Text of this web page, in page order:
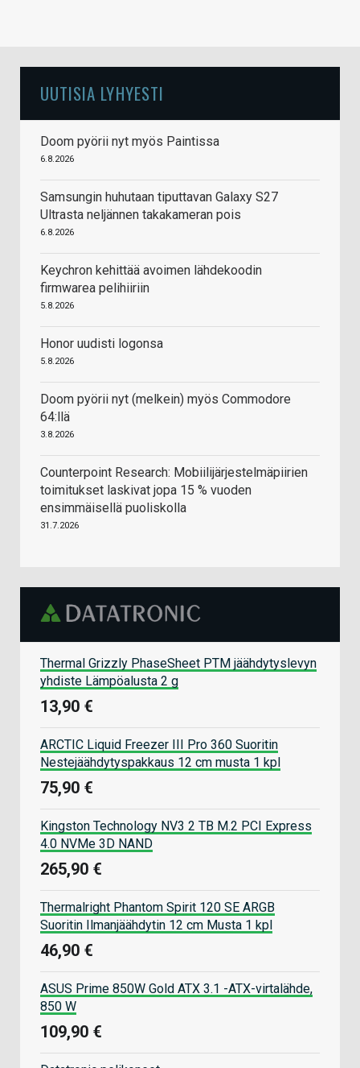
UUTISIA LYHYESTI
Doom pyörii nyt myös Paintissa
6.8.2026
Samsungin huhutaan tiputtavan Galaxy S27
Ultrasta neljännen takakameran pois
6.8.2026
Keychron kehittää avoimen lähdekoodin
firmwarea pelihiiriin
5.8.2026
Honor uudisti logonsa
5.8.2026
Doom pyörii nyt (melkein) myös Commodore
64:llä
3.8.2026
Counterpoint Research: Mobiilijärjestelmäpiirien
toimitukset laskivat jopa 15 % vuoden
ensimmäisellä puoliskolla
31.7.2026
Thermal Grizzly PhaseSheet PTM jäähdytyslevyn
yhdiste Lämpöalusta 2 g
13,90 €
ARCTIC Liquid Freezer III Pro 360 Suoritin
Nestejäähdytyspakkaus 12 cm musta 1 kpl
75,90 €
Kingston Technology NV3 2 TB M.2 PCI Express
4.0 NVMe 3D NAND
265,90 €
Thermalright Phantom Spirit 120 SE ARGB
Suoritin Ilmanjäähdytin 12 cm Musta 1 kpl
46,90 €
ASUS Prime 850W Gold ATX 3.1 -ATX-virtalähde,
850 W
109,90 €